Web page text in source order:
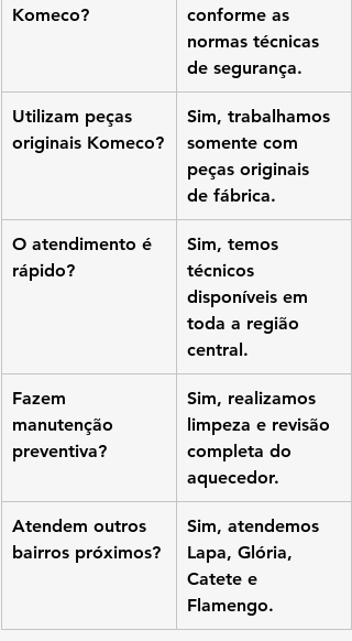
Komeco?
conforme as
normas técnicas
de segurança.
Utilizam peças
originais Komeco?
Sim, trabalhamos
somente com
peças originais
de fábrica.
O atendimento é
rápido?
Sim, temos
técnicos
disponíveis em
toda a região
central.
Fazem
manutenção
preventiva?
Sim, realizamos
limpeza e revisão
completa do
aquecedor.
Atendem outros
bairros próximos?
Sim, atendemos
Lapa, Glória,
Catete e
Flamengo.